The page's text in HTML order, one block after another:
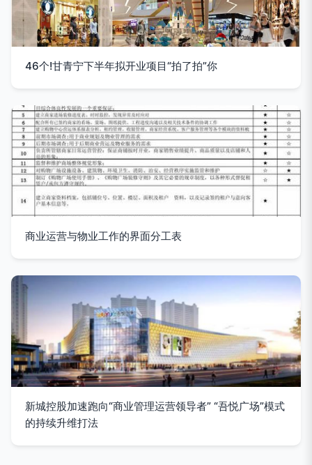
46个!甘青宁下半年拟开业项目“拍了拍”你
商业运营与物业工作的界面分工表
新城控股加速跑向“商业管理运营领导者” “吾悦广场”模式
的持续升维打法